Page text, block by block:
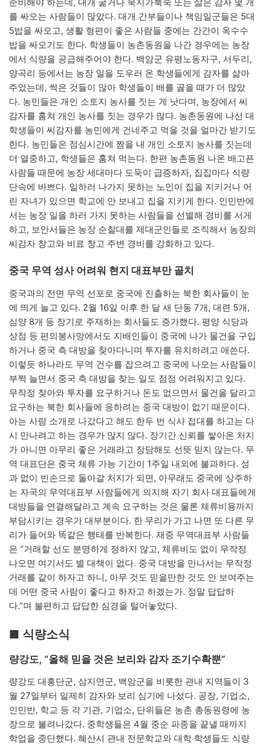
를 싸오는 사람들이 많았다. 대개 간부들이나 책임일군들은 5대
5밥을 싸오고, 생활 형편이 좋은 사람들 중에는 간간이 옥수수
밥을 싸오기도 한다. 학생들이 농촌동원을 나간 경우에는 농장
에서 식량을 공급해주어야 한다. 백암군 유평노동자구, 서두리,
양곡리 등에서는 농장 일을 도우러 온 학생들에게 감자를 삶아
주었는데, 썩은 것들이 많아 학생들이 배를 곯을 때가 더 많았
다. 농민들은 개인 소토지 농사를 짓는 게 낫다며, 농장에서 씨
감자를 훔쳐 개인 농사를 짓는 경우가 많다. 농촌동원에 나선 대
학생들이 씨감자를 농민에게 건네주고 먹을 것을 얼마간 받기도
한다. 농민들은 점심시간에 짬을 내 개인 소토지 농사를 짓는데
더 열중하고, 학생들은 훔쳐 먹는다. 한편 농촌동원 나온 배고픈
사람들 때문에 농장 세대마다 도둑이 급증하자, 집집마다 식량
단속에 바쁘다. 일하러 나가지 못하는 노인이 집을 지키거나 어
린 자녀가 있으면 학교에 안 보내고 집을 지키게 한다. 인민반에
서는 농장 일을 하러 가지 못하는 사람들을 선별해 경비를 서게
하고, 보안서들은 농장 순찰대를 제대군인들로 조직해서 농장의
씨감자 창고와 비료 창고 주변 경비를 강화하고 있다.
중국 무역 성사 어려워 현지 대표부만 골치
중국과의 전면 무역 선포로 중국에 진출하는 북한 회사들이 눈
에 띄게 늘고 있다. 2월 16일 이후 한 달 새 단동 7개, 대련 5개,
심양 8개 등 장기로 주재하는 회사들도 증가했다. 평양 식당과
상점 등 편의봉사망에서도 지배인들이 중국에 나가 물건을 구입
하거나 중국 측 대방을 찾아다니며 투자를 유치하려고 애쓴다.
이렇듯 하나라도 무역 건수를 잡으려고 중국에 나오는 사람들이
부쩍 늘면서 중국 측 대방을 찾는 일도 점점 어려워지고 있다.
무작정 찾아와 투자를 요구하거나 돈도 없으면서 물건을 달라고
요구하는 북한 회사들에 응하려는 중국 대방이 없기 때문이다.
아는 사람 소개로 나갔다고 해도 한두 번 식사 접대를 하고는 다
시 만나려고 하는 경우가 많지 않다. 장기간 신뢰를 쌓아온 처지
가 아니면 아무리 좋은 거래라고 장담해도 선뜻 믿지 않는다. 무
역 대표단은 중국 체류 가능 기간이 1주일 내외에 불과하다. 성
과 없이 빈손으로 돌아갈 처지가 되면, 아무래도 중국에 상주하
는 자국의 무역대표부 사람들에게 의지해 자기 회사 대표들에게
대방들을 연결해달라고 계속 요구하는 것은 물론 체류비용까지
부담시키는 경우가 대부분이다. 한 무리가 가고 나면 또 다른 무
리가 들어와 똑같은 행태를 반복한다. 재중 무역대표부 사람들
은 “거래할 선도 분명하게 정하지 않고, 체류비도 없이 무작정
나오면 여기서도 별 대책이 없다. 중국 대방을 만나서는 무작정
거래를 같이 하자고 하니, 아무 것도 믿을만한 것도 안 보여주는
데 어떤 중국 사람이 좋다고 하자고 하겠는가. 정말 답답하
다.”며 불편하고 답답한 심경을 털어놓았다.
■ 식량소식
량강도, “올해 믿을 것은 보리와 감자 조기수확뿐”
량강도 대홍단군, 삼지연군, 백암군을 비롯한 관내 지역들이 3
월 27일부터 일제히 감자와 보리 심기에 나섰다. 공장, 기업소,
인민반, 학교 등 각 기관, 기업소, 단위들은 농촌 총동원령에 농
장으로 불려나갔다. 중학생들은 4월 중순 파종을 끝낼 때까지
학업을 중단했다. 혜산시 관내 전문학교와 대학 학생들도 식량